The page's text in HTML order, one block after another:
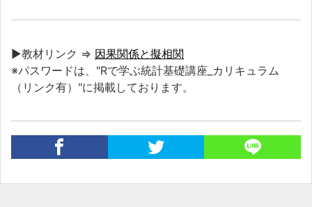
▶教材リンク ⇒ 因果関係と擬相関
※パスワードは、"Rで学ぶ統計基礎講座_カリキュラム
（リンク有）"に掲載しております。